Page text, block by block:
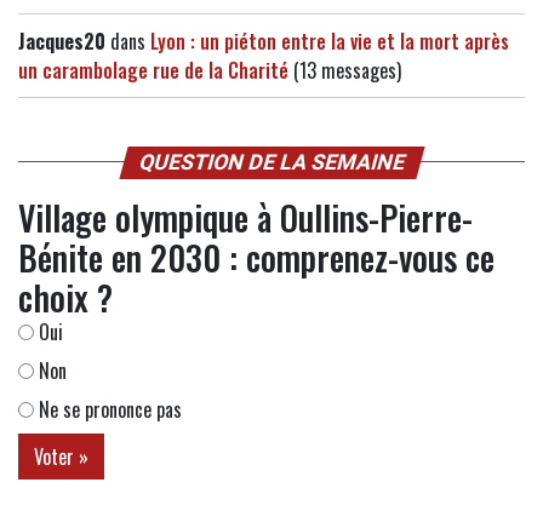
Jacques20 dans Lyon : un piéton entre la vie et la mort après
un carambolage rue de la Charité (13 messages)
QUESTION DE LA SEMAINE
Village olympique à Oullins-Pierre-
Bénite en 2030 : comprenez-vous ce
choix ?
Oui
Non
Ne se prononce pas